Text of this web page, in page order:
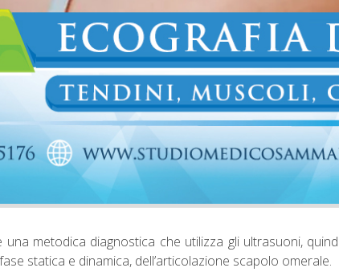
una metodica diagnostica che utilizza gli ultrasuoni,
statica e dinamica, dell’articolazione scapolo omerale.